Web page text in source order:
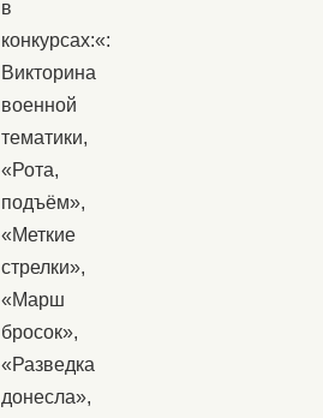
в
конкурсах:«:
Викторина
военной
тематики,
«Рота,
подъём»,
«Меткие
стрелки»,
«Марш
бросок»,
«Разведка
донесла»,